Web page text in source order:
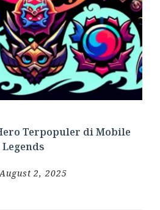
Terpopuler di Mobile
Legends
August 2, 2025